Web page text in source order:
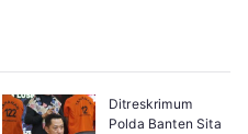
Ditreskrimum
Polda Banten Sita